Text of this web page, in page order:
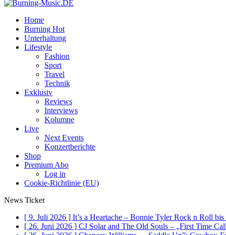
Home
Burning Hot
Unterhaltung
Lifestyle
Fashion
Sport
Travel
Technik
Exklusiv
Reviews
Interviews
Kolumne
Live
Next Events
Konzertberichte
Shop
Premium Abo
Log in
Cookie-Richtlinie (EU)
News Ticker
[ 9. Juli 2026 ] It’s a Heartache – Bonnie Tyler Rock n Roll bis
[ 26. Juni 2026 ] CJ Solar and The Old Souls – „First Time